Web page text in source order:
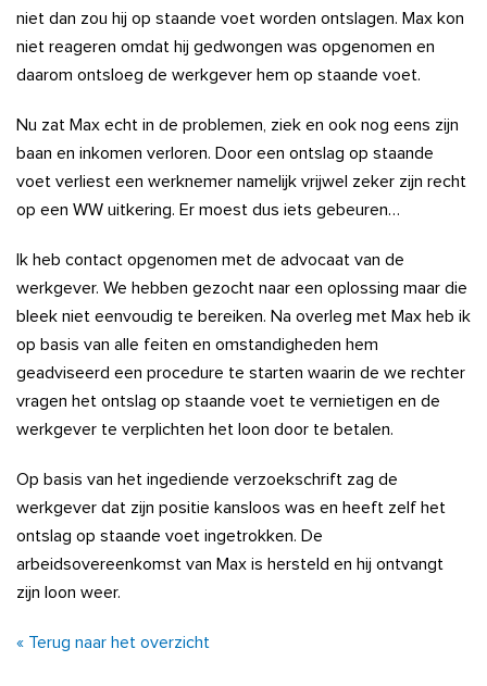
niet dan zou hij op staande voet worden ontslagen. Max kon
niet reageren omdat hij gedwongen was opgenomen en
daarom ontsloeg de werkgever hem op staande voet.
Nu zat Max echt in de problemen, ziek en ook nog eens zijn
baan en inkomen verloren. Door een ontslag op staande
voet verliest een werknemer namelijk vrijwel zeker zijn recht
op een WW uitkering. Er moest dus iets gebeuren…
Ik heb contact opgenomen met de advocaat van de
werkgever. We hebben gezocht naar een oplossing maar die
bleek niet eenvoudig te bereiken. Na overleg met Max heb ik
op basis van alle feiten en omstandigheden hem
geadviseerd een procedure te starten waarin de we rechter
vragen het ontslag op staande voet te vernietigen en de
werkgever te verplichten het loon door te betalen.
Op basis van het ingediende verzoekschrift zag de
werkgever dat zijn positie kansloos was en heeft zelf het
ontslag op staande voet ingetrokken. De
arbeidsovereenkomst van Max is hersteld en hij ontvangt
zijn loon weer.
« Terug naar het overzicht